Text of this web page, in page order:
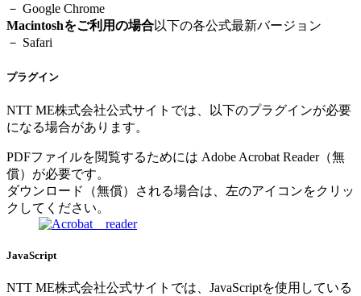
－ Google Chrome
Macintoshをご利用の場合以下の各公式最新バージョン
－ Safari
プラグイン
NTT ME株式会社公式サイトでは、以下のプラグインが必要
になる場合があります。
PDFファイルを閲覧するためには Adobe Acrobat Reader（無
償）が必要です。
ダウンロード（無償）される場合は、左のアイコンをクリッ
クしてください。
JavaScript
NTT ME株式会社公式サイトでは、JavaScriptを使用している